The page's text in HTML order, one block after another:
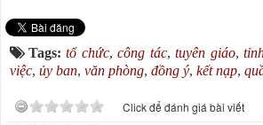
Tags:tổ chức,công tác,tuyên giáo,
việc, ủy ban, văn phòng, đồng ý, kết nạp,
Click để đánh giá bài viết